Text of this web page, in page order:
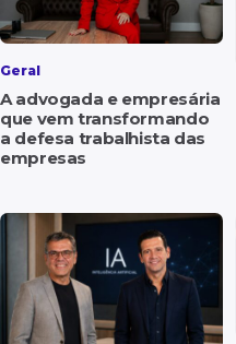
Geral
A advogada e empresária
que vem transformando
a defesa trabalhista das
empresas